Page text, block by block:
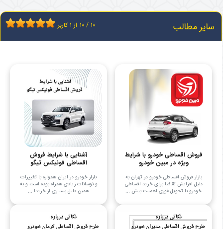
سایر مطالب 10 / 10 از 1کاربر
فروش اقساطی خودرو با شرایط
ویژه در مبین خودرو
بازار فروش اقساطی خودرو در تهران به
دلیل افزایش تقاضا برای خرید اقساطی
خودرو با تحویل فوری اهمیت بیش ...
آشنایی با شرایط فروش
اقساطی فونیکس تیگو
بازار خودرو در ایران همواره با تغییرات
و نوسانات زیادی همراه بوده است و به
همین دلیل بسیاری از خریدا ...